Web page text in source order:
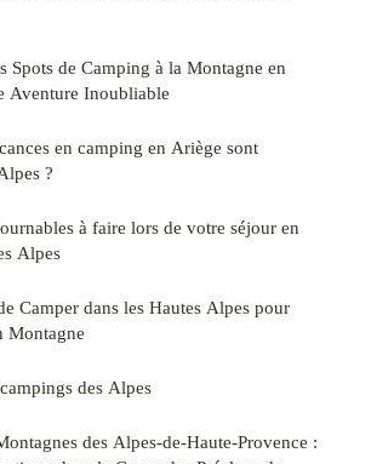
Spots de Camping à la Montagne en
Aventure Inoubliable
en camping en Ariège sont
?
à faire lors de votre séjour en
Alpes
Camper dans les Hautes Alpes pour
Montagne
des Alpes
des Alpes-de-Haute-Provence :